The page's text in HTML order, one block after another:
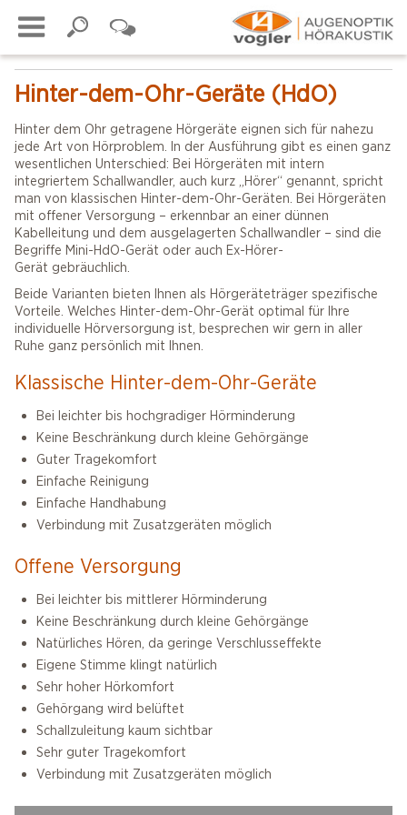
Hinter-dem-Ohr-Geräte (HdO)
Hinter dem Ohr getragene Hörgeräte eignen sich für nahezu
jede Art von Hörproblem. In der Ausführung gibt es einen ganz
wesentlichen Unterschied: Bei Hörgeräten mit intern
integriertem Schallwandler, auch kurz „Hörer“ genannt, spricht
man von klassischen Hinter-dem-Ohr-Geräten. Bei Hörgeräten
mit offener Versorgung – erkennbar an einer dünnen
Kabelleitung und dem ausgelagerten Schallwandler – sind die
Begriffe Mini-HdO-Gerät oder auch Ex-Hörer-
Gerät gebräuchlich.
Beide Varianten bieten Ihnen als Hörgeräteträger spezifische
Vorteile. Welches Hinter-dem-Ohr-Gerät optimal für Ihre
individuelle Hörversorgung ist, besprechen wir gern in aller
Ruhe ganz persönlich mit Ihnen.
Klassische Hinter-dem-Ohr-Geräte
Bei leichter bis hochgradiger Hörminderung
Keine Beschränkung durch kleine Gehörgänge
Guter Tragekomfort
Einfache Reinigung
Einfache Handhabung
Verbindung mit Zusatzgeräten möglich
Offene Versorgung
Bei leichter bis mittlerer Hörminderung
Keine Beschränkung durch kleine Gehörgänge
Natürliches Hören, da geringe Verschlusseffekte
Eigene Stimme klingt natürlich
Sehr hoher Hörkomfort
Gehörgang wird belüftet
Schallzuleitung kaum sichtbar
Sehr guter Tragekomfort
Verbindung mit Zusatzgeräten möglich